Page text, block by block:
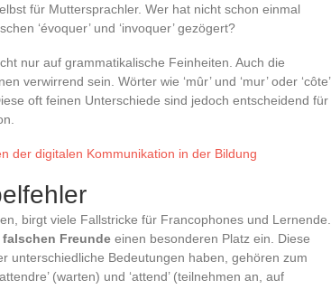
für Muttersprachler. Wer hat nicht schon einmal
‘évoquer’ und ‘invoquer’ gezögert?
nur auf grammatikalische Feinheiten. Auch die
verwirrend sein. Wörter wie ‘mûr’ und ‘mur’ oder ‘côte’
oft feinen Unterschiede sind jedoch entscheidend für
der digitalen Kommunikation in der Bildung
birgt viele Fallstricke für Francophones und Lernende.
falschen Freunde einen besonderen Platz ein. Diese
unterschiedliche Bedeutungen haben, gehören zum
(warten) und ‘attend’ (teilnehmen an, auf